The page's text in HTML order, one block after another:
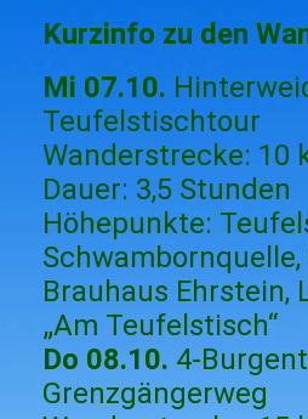
Kurzinfo zu den
Mi 07.10.
Teufelstischtour
Wanderstrecke: 10
Dauer: 3,5 Stunden
Höhepunkte:
Brauhaus Ehrstein,
„Am Teufelstisch“
Do 08.10. 4-
Grenzgängerweg